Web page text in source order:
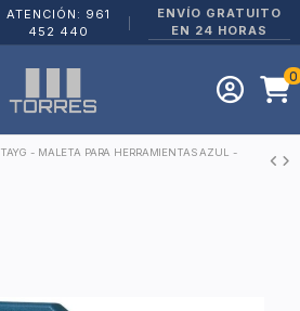
ATENCIÓN: 961
452 440
ENVÍO GRATUITO
EN 24 HORAS
0
TAYG - MALETA PARA HERRAMIENTAS AZUL -